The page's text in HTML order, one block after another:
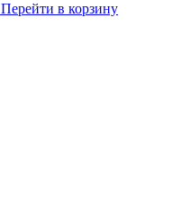
Перейти в корзину